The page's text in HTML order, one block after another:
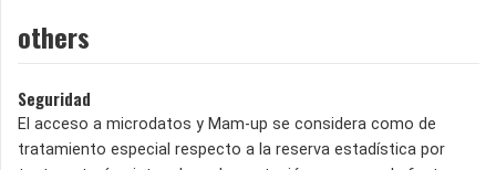
others
Seguridad
El acceso a microdatos y Mam-up se considera como de
tratamiento especial respecto a la reserva estadística por